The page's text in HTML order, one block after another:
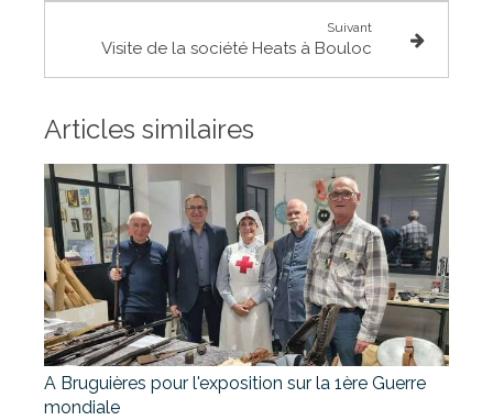
Suivant
Visite de la société Heats à Bouloc
Articles similaires
A Bruguières pour l'exposition sur la 1ère Guerre
mondiale